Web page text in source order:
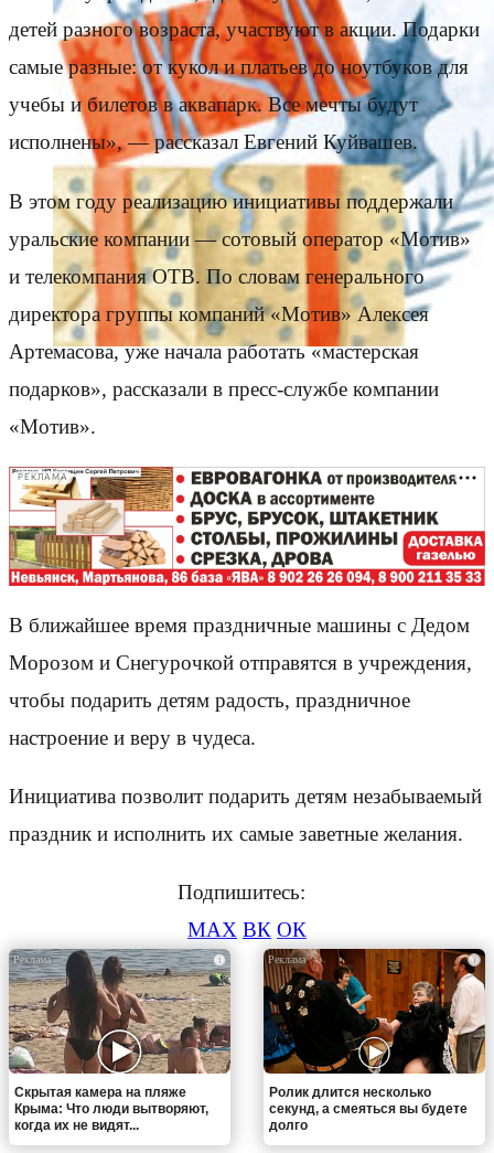
детей разного возраста, участвуют в акции. Подарки
самые разные: от кукол и платьев до ноутбуков для
учебы и билетов в аквапарк. Все мечты будут
исполнены», — рассказал Евгений Куйвашев.
В этом году реализацию инициативы поддержали
уральские компании — сотовый оператор «Мотив»
и телекомпания ОТВ. По словам генерального
директора группы компаний «Мотив» Алексея
Артемасова, уже начала работать «мастерская
подарков», рассказали в пресс-службе компании
«Мотив».
РЕКЛАМА
В ближайшее время праздничные машины с Дедом
Морозом и Снегурочкой отправятся в учреждения,
чтобы подарить детям радость, праздничное
настроение и веру в чудеса.
Инициатива позволит подарить детям незабываемый
праздник и исполнить их самые заветные желания.
Подпишитесь:
MAX ВК ОК
i
Скрытая камера на пляже
Крыма: Что люди вытворяют,
когда их не видят...
i
Ролик длится несколько
секунд, а смеяться вы будете
долго